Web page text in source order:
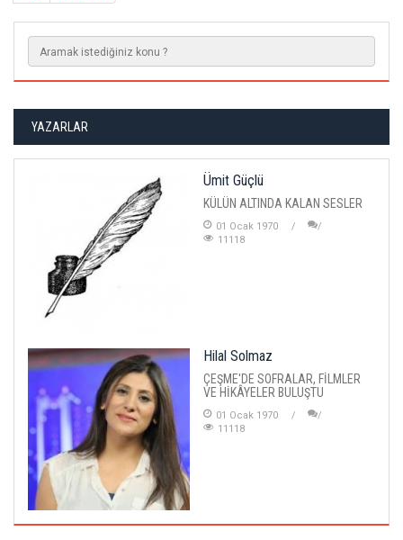
YAZARLAR
Ümit Güçlü
KÜLÜN ALTINDA KALAN SESLER
01 Ocak 1970
11118
Hilal Solmaz
ÇEŞME'DE SOFRALAR, FİLMLER
VE HİKÂYELER BULUŞTU
01 Ocak 1970
11118